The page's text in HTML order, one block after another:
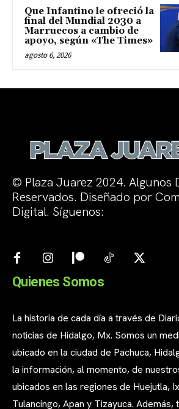
Que Infantino le ofreció la
final del Mundial 2030 a
Marruecos a cambio de
apoyo, según «The Times»
agosto 6, 2026
© Plaza Juarez 2024. Algunos
Reservados. Diseñado por
Digital. Síguenos:
Quienes Somos
La historia de cada día a través de
noticias de Hidalgo, Mx. Somos un
ubicado en la ciudad de Pachuca,
la información, al momento, de
ubicados en las regiones de Huejutla,
Tulancingo, Apan y Tizayuca.